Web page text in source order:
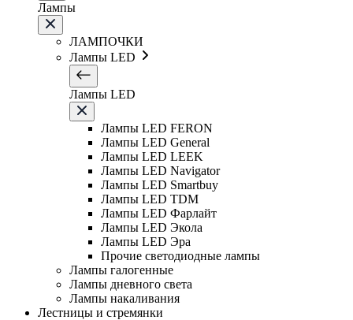
Лампы
ЛАМПОЧКИ
Лампы LED
Лампы LED
Лампы LED FERON
Лампы LED General
Лампы LED LEEK
Лампы LED Navigator
Лампы LED Smartbuy
Лампы LED TDM
Лампы LED Фарлайт
Лампы LED Экола
Лампы LED Эра
Прочие светодиодные лампы
Лампы галогенные
Лампы дневного света
Лампы накаливания
Лестницы и стремянки